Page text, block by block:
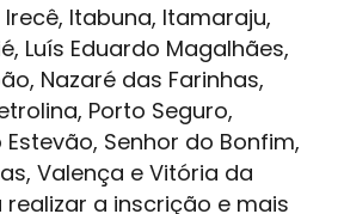
Irecê, Itabuna, Itamaraju,
Luís Eduardo Magalhães,
Nazaré das Farinhas,
Porto Seguro,
Senhor do Bonfim,
Valença e Vitória da
realizar a inscrição e mais